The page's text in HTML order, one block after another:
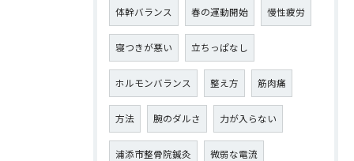
体幹バランス 春の運動開始 慢性疲労
寝つきが悪い 立ちっぱなし
ホルモンバランス 整え方 筋肉痛
方法 腕のダルさ 力が入らない
浦添市整骨院鍼灸 微弱な電流